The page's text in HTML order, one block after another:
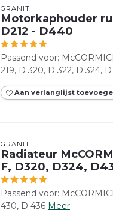
GRANIT
Motorkaphouder
D212 - D440
Passend voor:
219, D 320, D 322, D 324,
Aan verlanglijst
GRANIT
Radiateur
F, D320, D324,
Passend voor:
430, D 436 Meer